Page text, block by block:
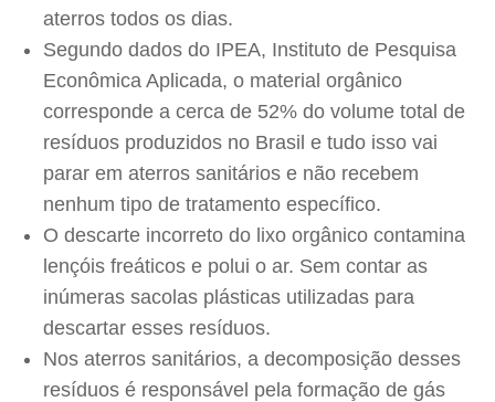
aterros todos os dias.
Segundo dados do IPEA, Instituto de Pesquisa
Econômica Aplicada, o material orgânico
corresponde a cerca de 52% do volume total de
resíduos produzidos no Brasil e tudo isso vai
parar em aterros sanitários e não recebem
nenhum tipo de tratamento específico.
O descarte incorreto do lixo orgânico contamina
lençóis freáticos e polui o ar. Sem contar as
inúmeras sacolas plásticas utilizadas para
descartar esses resíduos.
Nos aterros sanitários, a decomposição desses
resíduos é responsável pela formação de gás